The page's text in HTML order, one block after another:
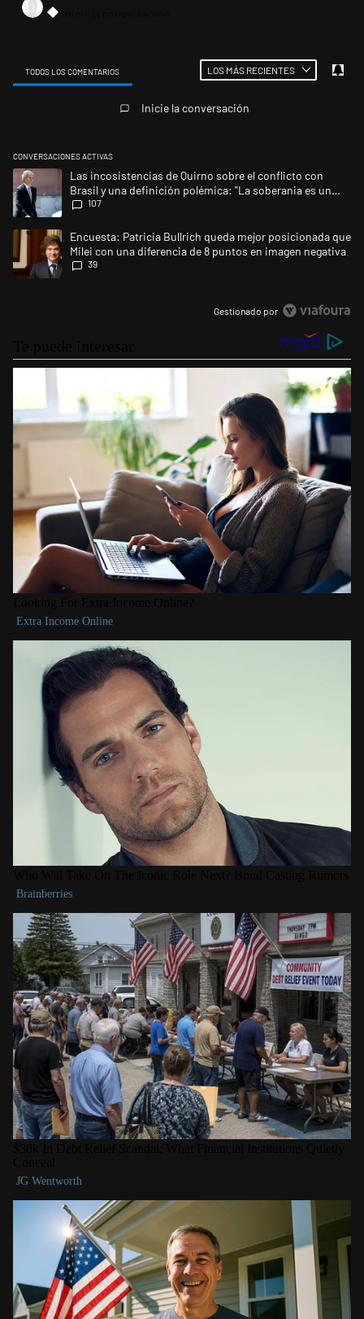
TODOS LOS COMENTARIOS LOS MÁS RECIENTES
Inicie la conversación
CONVERSACIONES ACTIVAS
Este listado muestra los artículos con más comentarios en los últimos
Un artículo de tendencia con el título "Las incosistencias de Quirno
Las incosistencias de Quirno sobre el conflicto con
Brasil y una definición polémica: "La soberania es un
concepto antiguo"
107
Un artículo de tendencia con el título "Encuesta: Patricia Bullrich
Encuesta: Patricia Bullrich queda mejor posicionada que
Milei con una diferencia de 8 puntos en imagen negativa
39
Gestionado por